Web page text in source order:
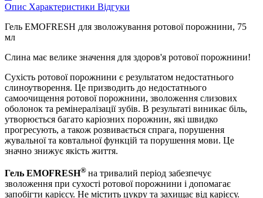
Опис Характеристики Відгуки
Гель EMOFRESH для зволожування ротової порожнини, 75
мл
Слина має велике значення для здоров'я ротової порожнини!
Сухість ротової порожнини є результатом недостатнього
слиноутворення. Це призводить до недостатнього
самоочищення ротової порожнини, зволоження слизових
оболонок та ремінералізації зубів. В результаті виникає біль,
утворюється багато каріозних порожнин, які швидко
прогресують, а також розвивається спрага, порушення
жувальної та ковтальної функцій та порушення мови. Це
значно знижує якість життя.
Гель EMOFRESH® на тривалий період забезпечує
зволоження при сухості ротової порожнини і допомагає
запобігти карієсу. Не містить цукру та захищає від карієсу.